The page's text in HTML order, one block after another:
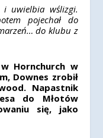
i uwielbia wślizgi.
pojechał do
do klubu z
Hornchurch w
Downes zrobił
Napastnik
do Młotów
się, jako